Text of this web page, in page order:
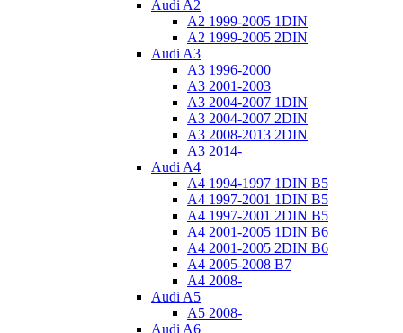
Audi A2
A2 1999-2005 1DIN
A2 1999-2005 2DIN
Audi A3
A3 1996-2000
A3 2001-2003
A3 2004-2007 1DIN
A3 2004-2007 2DIN
A3 2008-2013 2DIN
A3 2014-
Audi A4
A4 1994-1997 1DIN B5
A4 1997-2001 1DIN B5
A4 1997-2001 2DIN B5
A4 2001-2005 1DIN B6
A4 2001-2005 2DIN B6
A4 2005-2008 B7
A4 2008-
Audi A5
A5 2008-
Audi A6